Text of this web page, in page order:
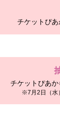
チケットぴあ
チケットぴあか
※7月2日（水